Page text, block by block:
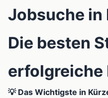
Jobsuche in
Die besten
erfolgreiche
💡 Das Wichtigste in